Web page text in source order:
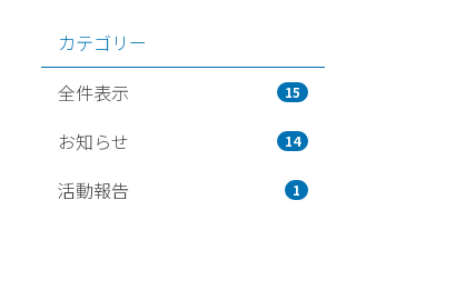
カテゴリー
全件表示
15
お知らせ 14
活動報告 1